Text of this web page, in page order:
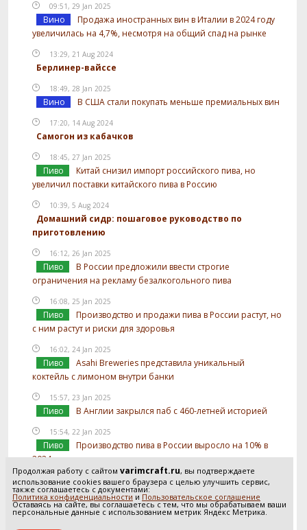
Продолжая работу с сайтом varimcraft.ru, вы подтверждаете
использование cookies вашего браузера с целью улучшить сервис,
также соглашаетесь с документами:
Политика конфиденциальности и Пользовательское соглашение
Оставаясь на сайте, вы соглашаетесь с тем, что мы обрабатываем ваши
персональные данные с использованием метрик Яндекс Метрика.
09:51, 29 Jan 2025
Вино
Продажа иностранных вин в Италии в 2024 году
увеличилась на 4,7%, несмотря на общий спад на рынке
13:29, 21 Aug 2024
Берлинер-вайссе
18:49, 28 Jan 2025
Вино В США стали покупать меньше премиальных вин
17:20, 14 Aug 2024
Самогон из кабачков
18:45, 27 Jan 2025
Пиво
Китай снизил импорт российского пива, но
увеличил поставки китайского пива в Россию
10:39, 5 Aug 2024
Домашний сидр: пошаговое руководство по
приготовлению
16:12, 26 Jan 2025
Пиво
В России предложили ввести строгие
ограничения на рекламу безалкогольного пива
16:08, 25 Jan 2025
Пиво
Производство и продажи пива в России растут, но
с ним растут и риски для здоровья
16:02, 24 Jan 2025
Пиво
Asahi Breweries представила уникальный
коктейль с лимоном внутри банки
15:57, 23 Jan 2025
Пиво В Англии закрылся паб с 460-летней историей
15:54, 22 Jan 2025
Пиво
Производство пива в России выросло на 10% в
2024 году
15:52, 21 Jan 2025
Пиво
В России предложили отслеживать
использование солода в производстве пива